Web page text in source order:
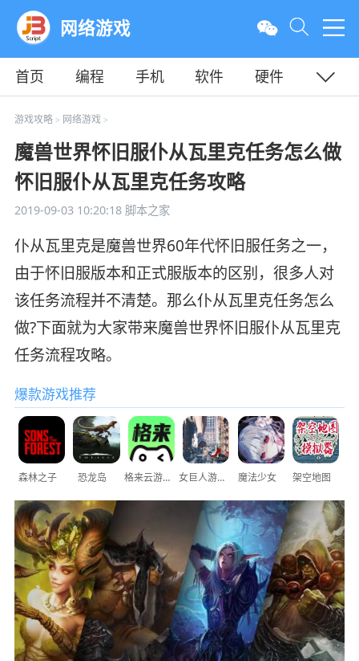
网络游戏
首页 编程 手机 软件
硬件
教程
平面
游戏攻略> 网络游戏>
魔兽世界怀旧服仆从瓦里克任务怎么做
怀旧服仆从瓦里克任务攻略
2019-09-03 10:20:18脚本之家
仆从瓦里克是魔兽世界60年代怀旧服任务之一，
由于怀旧服版本和正式服版本的区别，很多人对
该任务流程并不清楚。那么仆从瓦里克任务怎么
做?下面就为大家带来魔兽世界怀旧服仆从瓦里克
任务流程攻略。
爆款游戏推荐
森林之子 恐龙岛 格来云游戏 女巨人游乐场 魔法少女 架空地图